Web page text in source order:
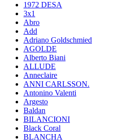
1972 DESA
3x1
Abro
Add
Adriano Goldschmied
AGOLDE
Alberto Biani
ALLUDE
Anneclaire
ANNI CARLSSON.
Antonino Valenti
Argesto
Baldan
BILANCIONI
Black Coral
BLANCHA